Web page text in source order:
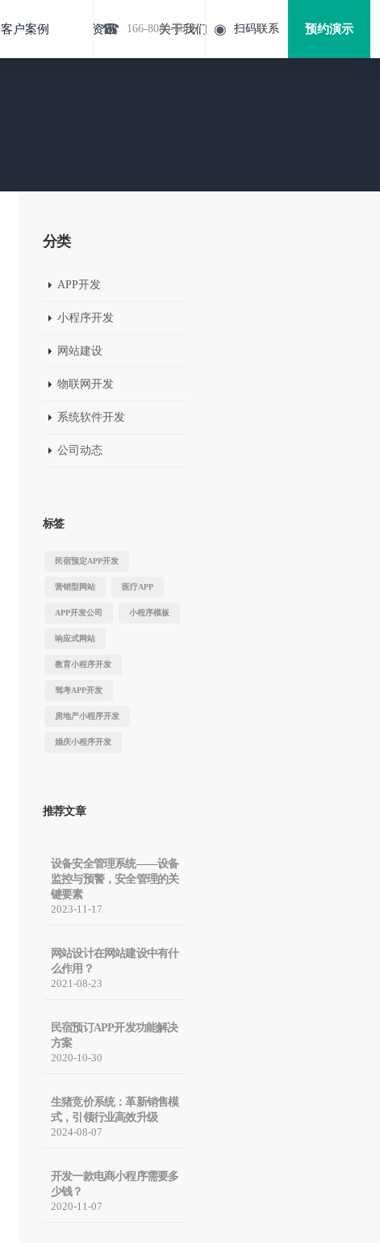
客户案例 资讯 关于我们
☎ 166-8080-6886 ◉ 扫码联系 预约演示
分类
APP开发
小程序开发
网站建设
物联网开发
系统软件开发
公司动态
标签
民宿预定APP开发
营销型网站 医疗APP
APP开发公司 小程序模板
响应式网站
教育小程序开发
驾考APP开发
房地产小程序开发
婚庆小程序开发
推荐文章
设备安全管理系统——设备
监控与预警，安全管理的关
键要素
2023-11-17
网站设计在网站建设中有什
么作用？
2021-08-23
民宿预订APP开发功能解决
方案
2020-10-30
生猪竞价系统：革新销售模
式，引领行业高效升级
2024-08-07
开发一款电商小程序需要多
少钱？
2020-11-07